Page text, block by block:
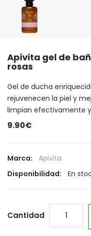
Apivita gel de
rosas
Gel de ducha
rejuvenecen la piel y
limpian efectivamente
9.90€
Marca:
Apivita
Disponibilidad:
En
Cantidad